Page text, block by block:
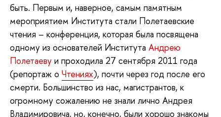
быть. Первым и, наверное, самым памятным
мероприятием Института стали Полетаевские
чтения – конференция, которая была посвящена
одному из основателей Института Андрею
Полетаеву и проходила 27 сентября 2011 года
(репортаж о Чтениях), почти через год после его
смерти. Большинство из нас, магистрантов, к
огромному сожалению не знали лично Андрея
Владимировича, но, конечно, были хорошо знакомы